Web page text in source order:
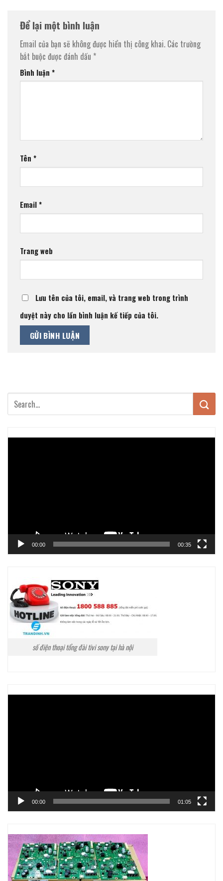
Để lại một bình luận
Email của bạn sẽ không được hiển thị công khai. Các trường
bắt buộc được đánh dấu *
Bình luận *
Tên *
Email*
Trang web
Lưu tên của tôi, email, và trang web trong trình
duyệt này cho lần bình luận kế tiếp của tôi.
00:00 00:35
số điện thoại tổng đài tivi sony tại hà nội
00:00 01:05